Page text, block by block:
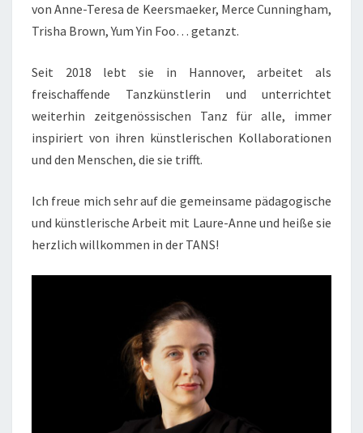
von Anne-Teresa de Keersmaeker, Merce Cunningham,
Trisha Brown, Yum Yin Foo… getanzt.
Seit 2018 lebt sie in Hannover, arbeitet als
freischaffende Tanzkünstlerin und unterrichtet
weiterhin zeitgenössischen Tanz für alle, immer
inspiriert von ihren künstlerischen Kollaborationen
und den Menschen, die sie trifft.
Ich freue mich sehr auf die gemeinsame pädagogische
und künstlerische Arbeit mit Laure-Anne und heiße sie
herzlich willkommen in der TANS!